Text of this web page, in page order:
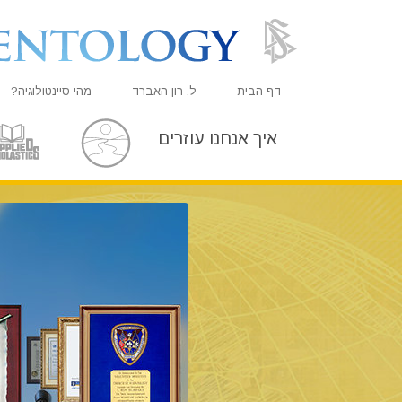
דף הבית ל. רון האברד מהי סיינטולוגיה?
אמונות ועיסוק
עיקרי האמונה
מה סיינטולוגים
העקרונות
מבוא לדיאנטיקה
אהבה ושנאה –
מהי גדוּלה?
איך אנחנו עוזרים